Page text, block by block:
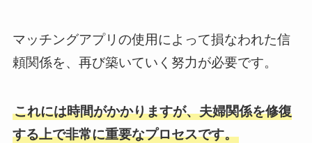
マッチングアプリの使用によって損なわれた信
頼関係を、再び築いていく努力が必要です。
これには時間がかかりますが、夫婦関係を修復
する上で非常に重要なプロセスです。